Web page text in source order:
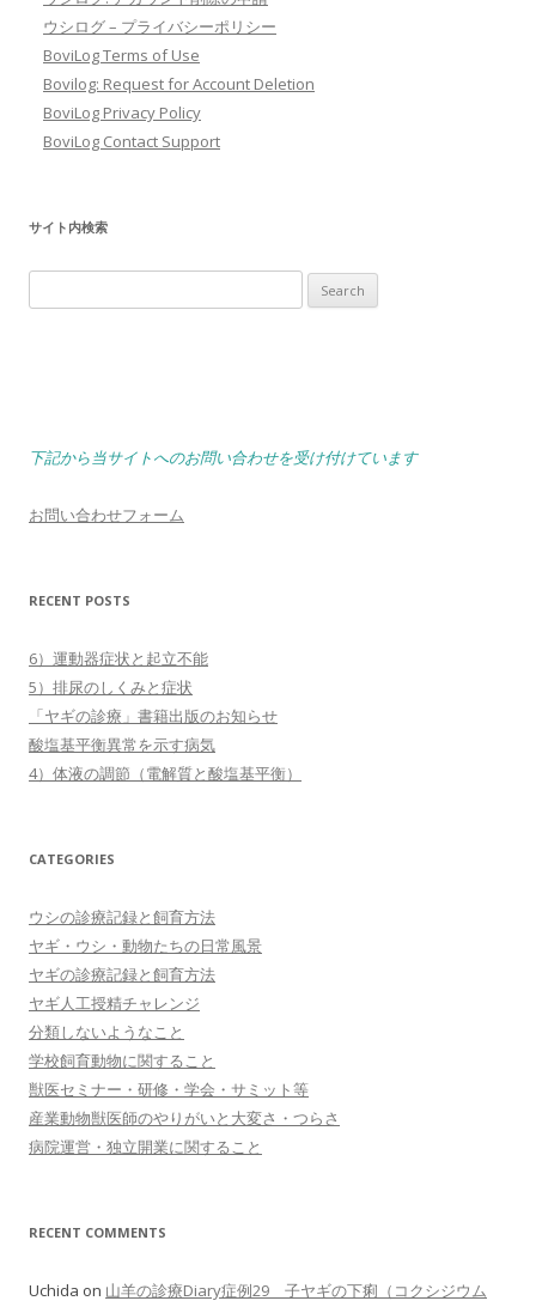
ウシログ – プライバシーポリシー
BoviLog Terms of Use
Bovilog: Request for Account Deletion
BoviLog Privacy Policy
BoviLog Contact Support
サイト内検索
for:
下記から当サイトへのお問い合わせを受け付けています
お問い合わせフォーム
RECENT POSTS
6）運動器症状と起立不能
5）排尿のしくみと症状
「ヤギの診療」書籍出版のお知らせ
酸塩基平衡異常を示す病気
4）体液の調節（電解質と酸塩基平衡）
CATEGORIES
ウシの診療記録と飼育方法
ヤギ・ウシ・動物たちの日常風景
ヤギの診療記録と飼育方法
ヤギ人工授精チャレンジ
分類しないようなこと
学校飼育動物に関すること
獣医セミナー・研修・学会・サミット等
産業動物獣医師のやりがいと大変さ・つらさ
病院運営・独立開業に関すること
RECENT COMMENTS
Uchida on 山羊の診療Diary症例29 子ヤギの下痢（コクシジウム